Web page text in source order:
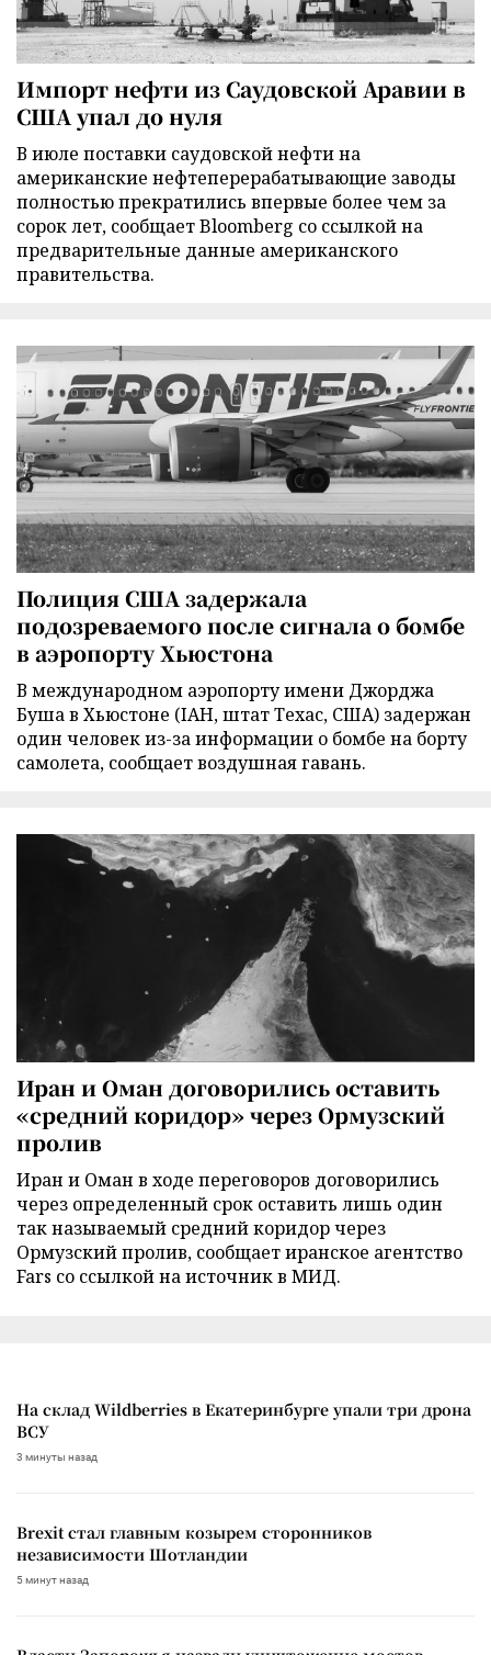
Импорт нефти из Саудовской Аравии в
США упал до нуля
В июле поставки саудовской нефти на
американские нефтеперерабатывающие заводы
полностью прекратились впервые более чем за
сорок лет, сообщает Bloomberg со ссылкой на
предварительные данные американского
правительства.
Полиция США задержала
подозреваемого после сигнала о бомбе
в аэропорту Хьюстона
В международном аэропорту имени Джорджа
Буша в Хьюстоне (IAH, штат Техас, США) задержан
один человек из-за информации о бомбе на борту
самолета, сообщает воздушная гавань.
Иран и Оман договорились оставить
«средний коридор» через Ормузский
пролив
Иран и Оман в ходе переговоров договорились
через определенный срок оставить лишь один
так называемый средний коридор через
Ормузский пролив, сообщает иранское агентство
Fars со ссылкой на источник в МИД.
На склад Wildberries в Екатеринбурге упали три дрона
ВСУ
3 минуты назад
Brexit стал главным козырем сторонников
независимости Шотландии
5 минут назад